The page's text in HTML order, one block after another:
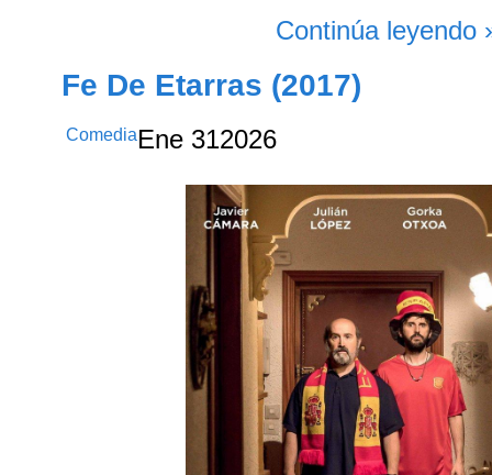
Continúa leyendo
Fe De Etarras (2017)
ComediaEne 312026